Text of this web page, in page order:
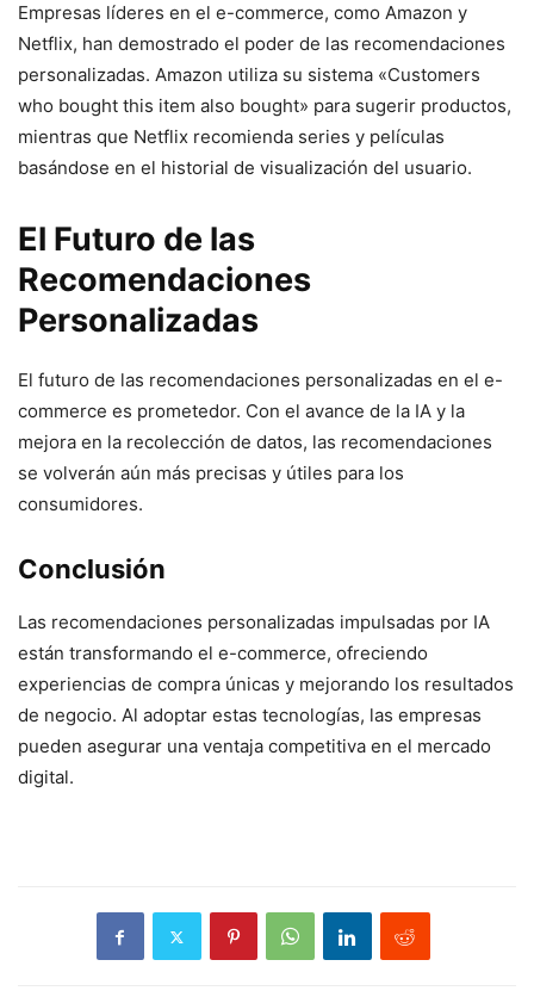
Empresas líderes en el e-commerce, como Amazon y
Netflix, han demostrado el poder de las recomendaciones
personalizadas. Amazon utiliza su sistema «Customers
who bought this item also bought» para sugerir productos,
mientras que Netflix recomienda series y películas
basándose en el historial de visualización del usuario.
El Futuro de las
Recomendaciones
Personalizadas
El futuro de las recomendaciones personalizadas en el e-
commerce es prometedor. Con el avance de la IA y la
mejora en la recolección de datos, las recomendaciones
se volverán aún más precisas y útiles para los
consumidores.
Conclusión
Las recomendaciones personalizadas impulsadas por IA
están transformando el e-commerce, ofreciendo
experiencias de compra únicas y mejorando los resultados
de negocio. Al adoptar estas tecnologías, las empresas
pueden asegurar una ventaja competitiva en el mercado
digital.